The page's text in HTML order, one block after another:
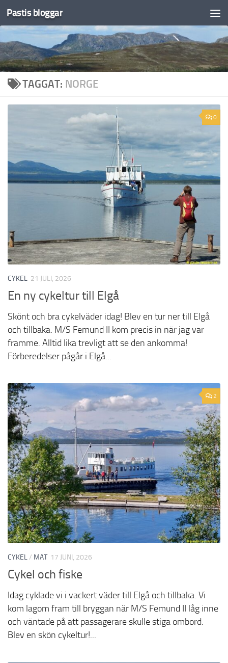
Under innehåll
Pastis bloggar
TAGGAT: NORGE
0
CYKEL 21 JULI, 2026
En ny cykeltur till Elgå
Skönt och bra cykelväder idag! Blev en tur ner till Elgå
och tillbaka. M/S Femund II kom precis in när jag var
framme. Alltid lika trevligt att se den ankomma!
Förberedelser pågår i Elgå...
2
CYKEL/ MAT 17 JUNI, 2026
Cykel och fiske
Idag cyklade vi i vackert väder till Elgå och tillbaka. Vi
kom lagom fram till bryggan när M/S Femund II låg inne
och väntade på att passagerare skulle stiga ombord.
Blev en skön cykeltur!...